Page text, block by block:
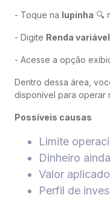
- Toque na lupinha 🔍
- Digite Renda variável
- Acesse a opção
Dentro dessa área,
disponível para operar
Possíveis causas
Limite
Dinheiro
Valor
Perfil de